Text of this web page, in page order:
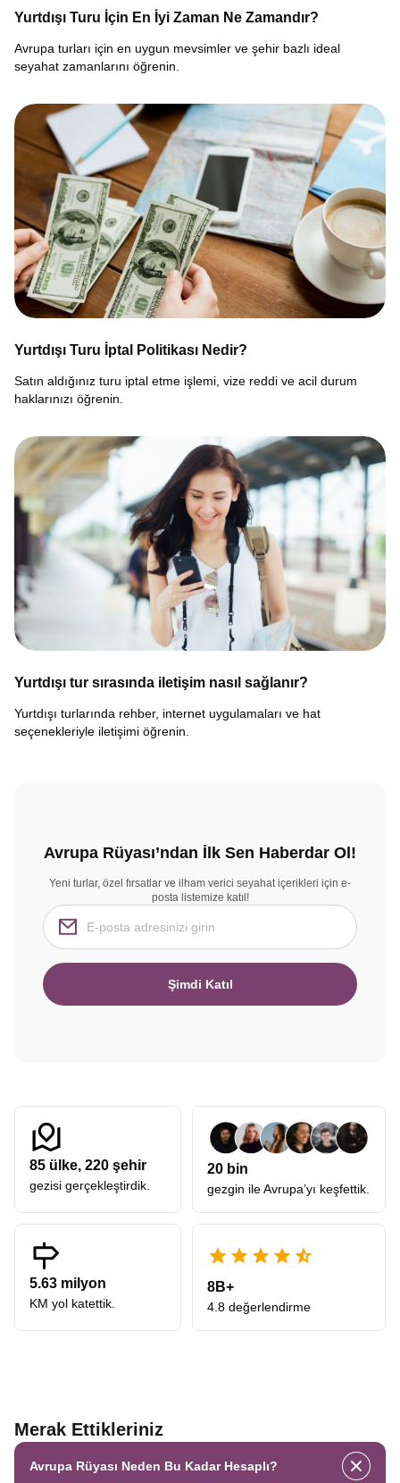
Yurtdışı Turu İçin En İyi Zaman Ne Zamandır?
Avrupa turları için en uygun mevsimler ve şehir bazlı ideal
seyahat zamanlarını öğrenin.
Yurtdışı Turu İptal Politikası Nedir?
Satın aldığınız turu iptal etme işlemi, vize reddi ve acil durum
haklarınızı öğrenin.
Yurtdışı tur sırasında iletişim nasıl sağlanır?
Yurtdışı turlarında rehber, internet uygulamaları ve hat
seçenekleriyle iletişimi öğrenin.
Avrupa Rüyası’ndan İlk Sen Haberdar Ol!
Yeni turlar, özel fırsatlar ve ilham verici seyahat içerikleri için e-
posta listemize katıl!
Şimdi Katıl
85 ülke, 220 şehir
gezisi gerçekleştirdik.
20 bin
gezgin ile Avrupa’yı keşfettik.
5.63 milyon
KM yol katettik.
8B+
4.8 değerlendirme
Merak Ettikleriniz
Avrupa Rüyası Neden Bu Kadar Hesaplı?